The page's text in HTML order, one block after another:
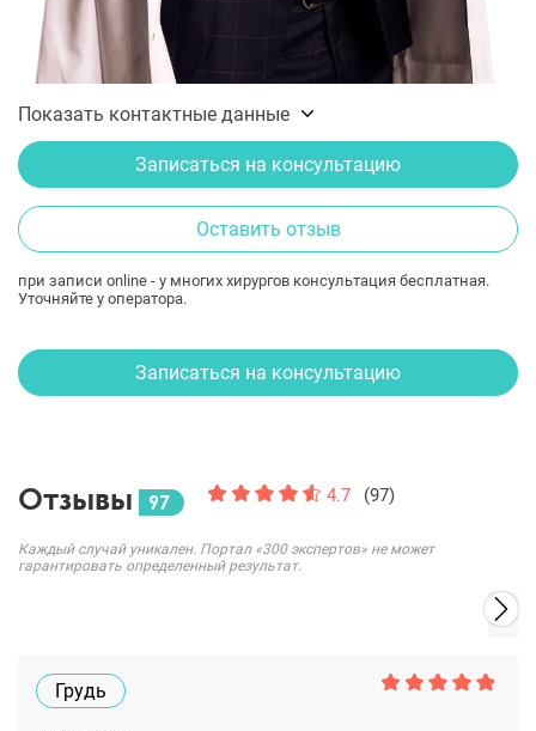
Показать контактные данные
Записаться на консультацию
Оставить отзыв
при записи online - у многих хирургов консультация бесплатная.
Уточняйте у оператора.
Записаться на консультацию
Отзывы 97 4.7 (97)
Каждый случай уникален. Портал «300 экспертов» не может
гарантировать определенный результат.
Грудь